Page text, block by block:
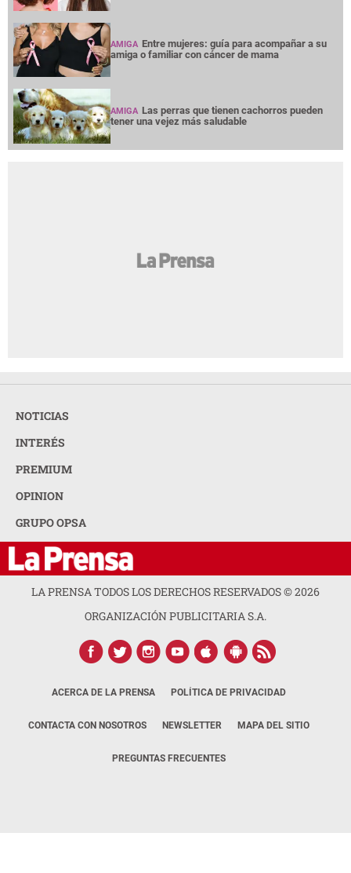
AMIGA Entre mujeres: guía para acompañar a su
amiga o familiar con cáncer de mama
AMIGA Las perras que tienen cachorros pueden
tener una vejez más saludable
NOTICIAS
INTERÉS
PREMIUM
OPINION
GRUPO OPSA
LA PRENSA TODOS LOS DERECHOS RESERVADOS ©2026
ORGANIZACIÓN PUBLICITARIA S.A.
ACERCA DE LA PRENSA POLÍTICA DE PRIVACIDAD
CONTACTA CON NOSOTROS NEWSLETTER MAPA DEL SITIO
PREGUNTAS FRECUENTES